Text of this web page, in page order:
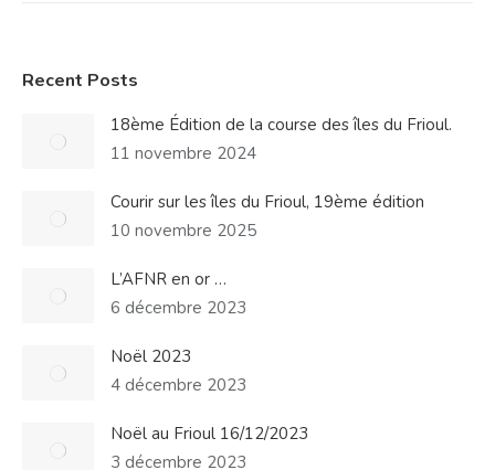
Recent Posts
18ème Édition de la course des îles du Frioul.
11 novembre 2024
Courir sur les îles du Frioul, 19ème édition
10 novembre 2025
L’AFNR en or …
6 décembre 2023
Noël 2023
4 décembre 2023
Noël au Frioul 16/12/2023
3 décembre 2023